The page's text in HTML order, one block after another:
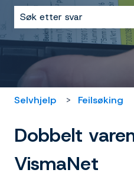
Det finnes ingen
Selvhjelp Feilsøking
Dobbelt
VismaNet